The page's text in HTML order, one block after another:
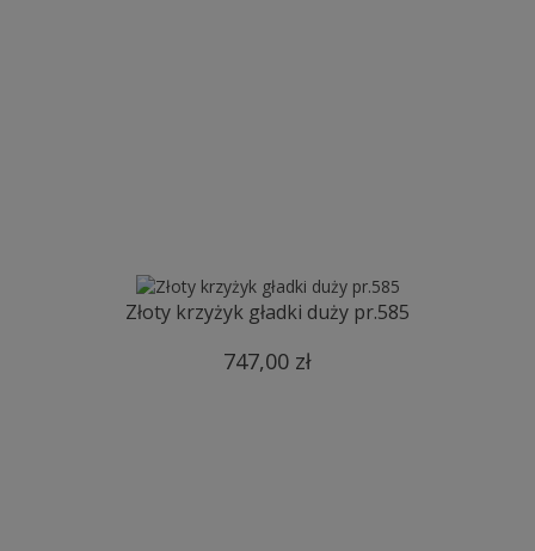
Złoty krzyżyk gładki duży pr.585
747,00 zł